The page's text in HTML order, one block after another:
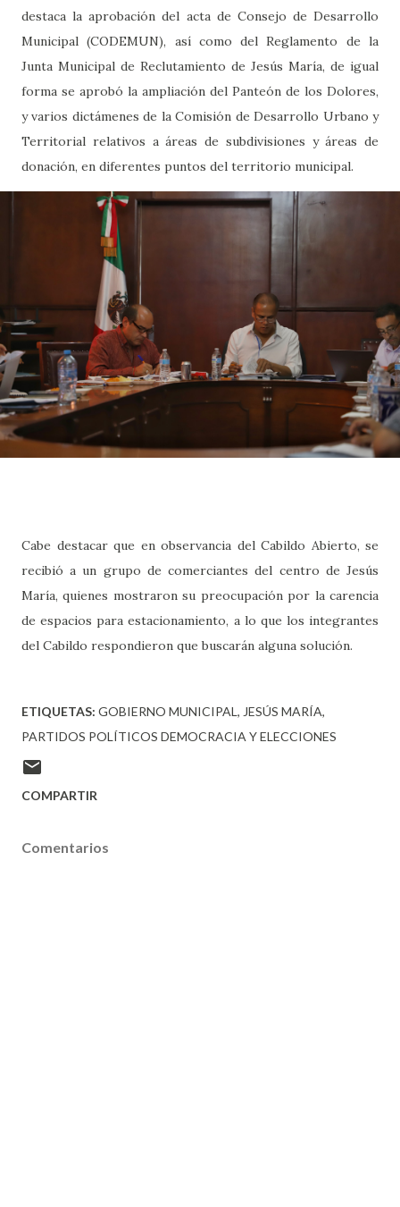
destaca la aprobación del acta de Consejo de Desarrollo
Municipal (CODEMUN), así como del Reglamento de la
Junta Municipal de Reclutamiento de Jesús María, de igual
forma se aprobó la ampliación del Panteón de los Dolores,
y varios dictámenes de la Comisión de Desarrollo Urbano y
Territorial relativos a áreas de subdivisiones y áreas de
donación, en diferentes puntos del territorio municipal.
Cabe destacar que en observancia del Cabildo Abierto, se
recibió a un grupo de comerciantes del centro de Jesús
María, quienes mostraron su preocupación por la carencia
de espacios para estacionamiento, a lo que los integrantes
del Cabildo respondieron que buscarán alguna solución.
ETIQUETAS: GOBIERNO MUNICIPAL
JESÚS MARÍA
PARTIDOS POLÍTICOS DEMOCRACIA Y ELECCIONES
COMPARTIR
Comentarios